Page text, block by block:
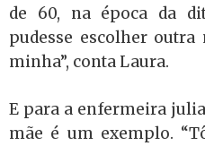
de 60, na época da
pudesse escolher
minha”, conta Laura.
E para a enfermeira
mãe é um exemplo.